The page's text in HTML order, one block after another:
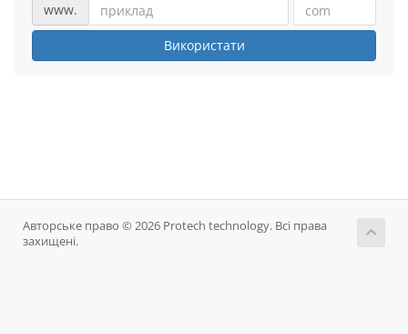
www.
Використати
Авторське право © 2026 Protech technology. Всі права
захищені.